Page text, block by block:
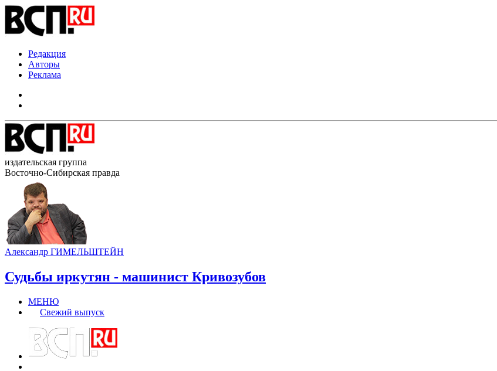
Редакция
Авторы
Реклама
издательская группа
Восточно-Сибирская правда
Александр ГИМЕЛЬШТЕЙН
Судьбы иркутян - машинист Кривозубов
МЕНЮ
Свежий выпуск